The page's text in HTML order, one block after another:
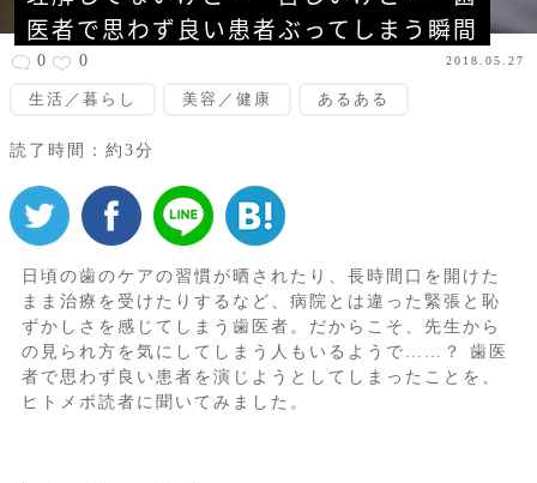
医者で思わず良い患者ぶってしまう瞬間
0 0 2018.05.27
生活／暮らし 美容／健康 あるある
読了時間：約3分
日頃の歯のケアの習慣が晒されたり、長時間口を開けた
まま治療を受けたりするなど、病院とは違った緊張と恥
ずかしさを感じてしまう歯医者。だからこそ、先生から
の見られ方を気にしてしまう人もいるようで……？ 歯医
者で思わず良い患者を演じようとしてしまったことを、
ヒトメボ読者に聞いてみました。